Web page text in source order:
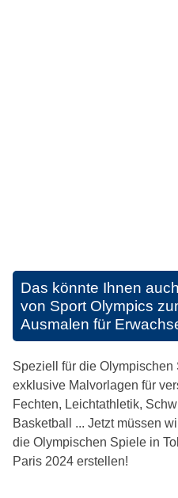
Das könnte Ihnen
von Sport Olympics
Ausmalen für
Speziell für die
exklusive Malvorlagen für
Fechten, Leichtathletik,
Basketball ... Jetzt müssen
die Olympischen Spiele in
Paris 2024 erstellen!